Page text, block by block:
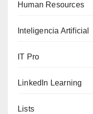
Human Resources
Inteligencia Artificial
IT Pro
LinkedIn Learning
Lists